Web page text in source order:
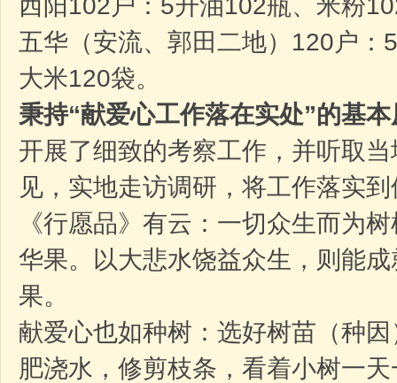
五华（安流、郭田二地）120户：
大米120袋。
秉持“献爱心工作落在实处”的基
开展了细致的考察工作，并听取
见，实地走访调研，将工作落实
《行愿品》有云：一切众生而为
华果。以大悲水饶益众生，则能
果。
献爱心也如种树：选好树苗（种
肥浇水，修剪枝条，看着小树一